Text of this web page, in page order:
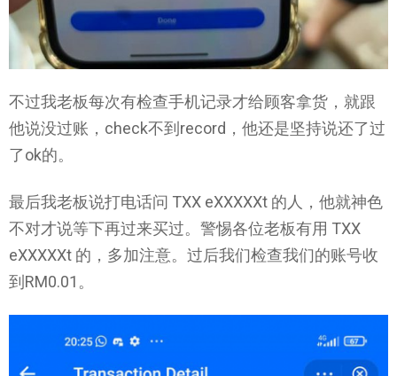
不过我老板每次有检查手机记录才给顾客拿货，就跟
他说没过账，check不到record，他还是坚持说还了过
了ok的。
最后我老板说打电话问 TXX eXXXXXt 的人，他就神色
不对才说等下再过来买过。警惕各位老板有用 TXX
eXXXXXt 的，多加注意。过后我们检查我们的账号收
到RM0.01。